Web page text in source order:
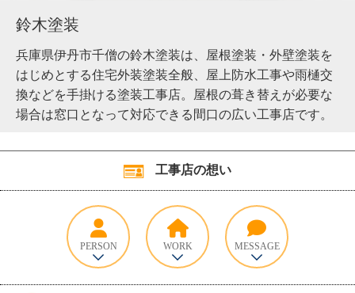
鈴木塗装
兵庫県伊丹市千僧の鈴木塗装は、屋根塗装・外壁塗装を
はじめとする住宅外装塗装全般、屋上防水工事や雨樋交
換などを手掛ける塗装工事店。屋根の葺き替えが必要な
場合は窓口となって対応できる間口の広い工事店です。
工事店の想い
PERSON WORK MESSAGE